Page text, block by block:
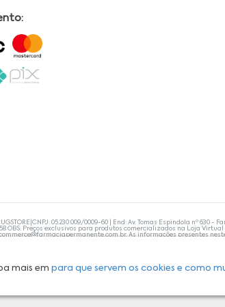
mais empara que servem os cookies e como
05.230.009/0009-60 | End: Av. Tomas Espindola nº 630 -
OBS: Preços exclusivos para produtos comercializados na Loja Virtual
. As informações presentes
da área médica. Apenas o médico está capacitado para
deve ser consultado. A Farmácia Permanente trabalha com as
A privacidade e a segurança dos clientes são compromissos da
em nosso estoque.